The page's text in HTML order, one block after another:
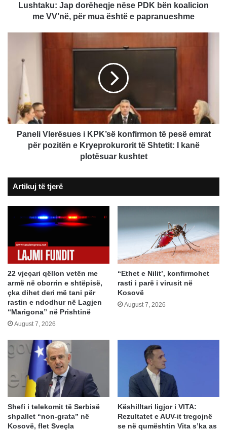
Lushtaku: Jap dorëheqje nëse PDK bën koalicion
me VV’në, për mua është e papranueshme
pesë
emrat
për
pozitën
Shtetit:
kanë
plotësuar
kushtet
Paneli Vlerësues i KPK’së konfirmon të pesë emrat
për pozitën e Kryeprokurorit të Shtetit: I kanë
plotësuar kushtet
Artikuj të tjerë
22 vjeçari qëllon vetën me
armë në oborrin e shtëpisë,
çka dihet deri më tani për
rastin e ndodhur në Lagjen
“Marigona” në Prishtinë
August 7, 2026
“Ethet e Nilit’, konfirmohet
rasti i parë i virusit në
Kosovë
August 7, 2026
Shefi i telekomit të Serbisë
shpallet “non-grata” në
Kosovë, flet Sveçla
Këshilltari ligjor i VITA:
Rezultatet e AUV-it tregojnë
se në qumështin Vita s’ka as